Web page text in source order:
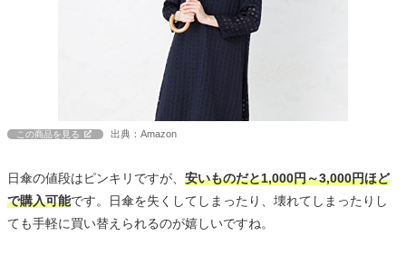
この商品を見る 出典：Amazon
日傘の値段はピンキリですが、 安いものだと1,000円～3,000円ほど
で購入可能です。日傘を失くしてしまったり、壊れてしまったりし
ても手軽に買い替えられるのが嬉しいですね。